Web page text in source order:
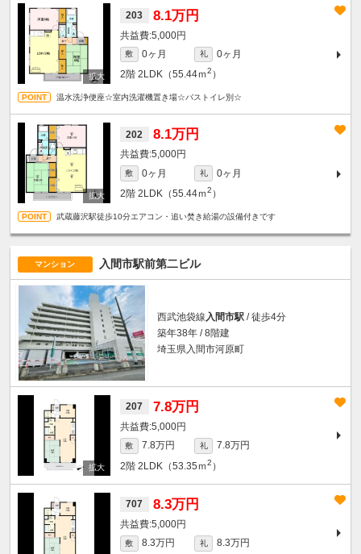
203 8.1万円
5,000円
敷 0ヶ月 礼
0ヶ月
2階 2LDK（55.44ｍ2 ）
温水洗浄便座☆室内洗濯機置き場☆バストイレ別☆
202 8.1万円
5,000円
敷 0ヶ月 礼
0ヶ月
2階 2LDK（55.44ｍ2 ）
武蔵藤沢駅徒歩10分エアコン・追い焚き給湯の設備付きです
マンション 入間市駅前第二ビル
西武池袋線入間市駅 / 徒歩4分
築年38年 / 8階建
埼玉県入間市河原町
207 7.8万円
5,000円
敷 7.8万円 礼
7.8万円
2階 2LDK（53.35ｍ2 ）
707 8.3万円
5,000円
敷 8.3万円 礼 8.3万円